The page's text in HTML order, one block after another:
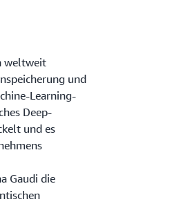
weltweit
und
Learning-
Deep-
und es
Gaudi die